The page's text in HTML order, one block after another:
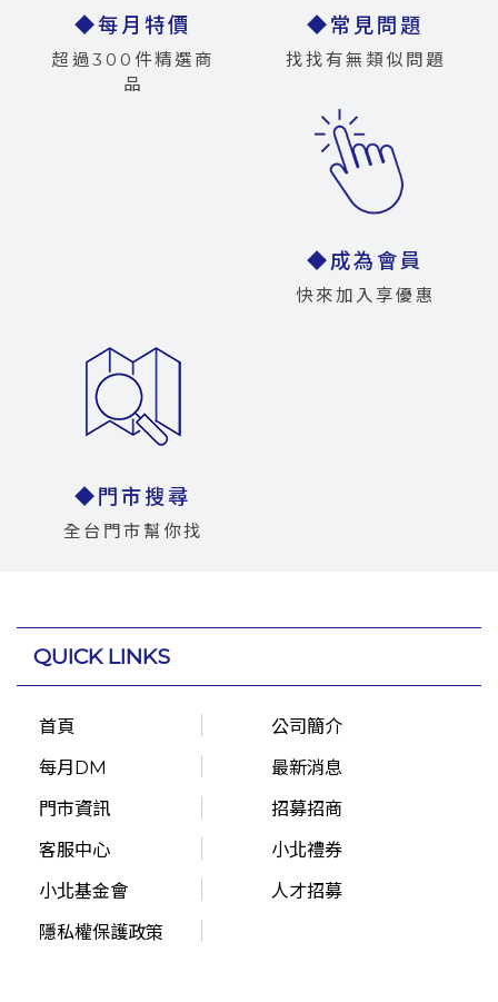
◆每月特價
超過300件精選商
品
◆常見問題
找找有無類似問題
◆成為會員
快來加入享優惠
◆門市搜尋
全台門市幫你找
QUICK LINKS
首頁
公司簡介
每月DM
最新消息
門市資訊
招募招商
客服中心
小北禮券
小北基金會
人才招募
隱私權保護政策